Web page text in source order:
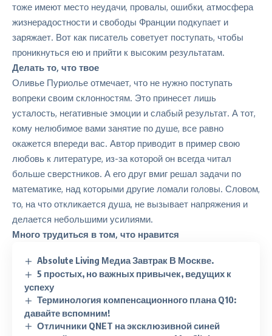
тоже имеют место неудачи, провалы, ошибки, атмосфера
жизнерадостности и свободы Франции подкупает и
заряжает. Вот как писатель советует поступать, чтобы
проникнуться ею и прийти к высоким результатам.
Делать то, что твое
Оливье Пуриолье отмечает, что не нужно поступать
вопреки своим склонностям. Это принесет лишь
усталость, негативные эмоции и слабый результат. А тот,
кому нелюбимое вами занятие по душе, все равно
окажется впереди вас. Автор приводит в пример свою
любовь к литературе, из-за которой он всегда читал
больше сверстников. А его друг вмиг решал задачи по
математике, над которыми другие ломали головы. Словом,
то, на что откликается душа, не вызывает напряжения и
делается небольшими усилиями.
Много трудиться в том, что нравится
Absolute Living Медиа Завтрак В Москве.
5 простых, но важных привычек, ведущих к
успеху
Терминология компенсационного плана Q10:
давайте вспомним!
Отличники QNET на эксклюзивной синей